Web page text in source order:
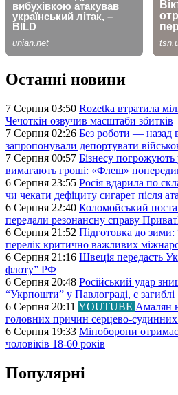
Останні новини
7 Серпня 03:50 Rozetka втратила
Чечоткін озвучив масштаби збитків
7 Серпня 02:26 Без роботи — назад
запропонували депортувати
7 Серпня 00:57 Бізнесу погрожують
вимагають гроші: «Флеш»
6 Серпня 23:55 Росія вдарила по
чи чекати дефіциту сигарет після
6 Серпня 22:40 Коломойський
передали резонансну справу
6 Серпня 21:52 Підготовка до
перелік критично важливих
6 Серпня 21:16 Швеція передасть
флоту” РФ
6 Серпня 20:48 Російський удар
“Укрпошти” у Павлограді, є загиблі
6 Серпня 20:11 YOUTUBE Амалян
головних причин серцево-
6 Серпня 19:33 Міноборони отримає
чоловіків 18-60 років
Популярні